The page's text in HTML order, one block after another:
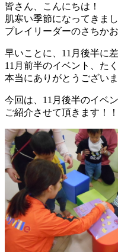
皆さん、こんにちは！
肌寒い季節になってきまし
プレイリーダーのさちか
早いことに、11月後半に
11月前半のイベント、た
本当にありがとうございま
今回は、11月後半のイベ
ご紹介させて頂きます！！